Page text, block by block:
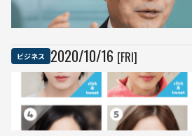
ビジネス 2020/10/16 [FRI]